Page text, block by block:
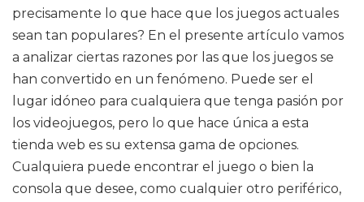
precisamente lo que hace que los juegos actuales
sean tan populares? En el presente artículo vamos
a analizar ciertas razones por las que los juegos se
han convertido en un fenómeno. Puede ser el
lugar idóneo para cualquiera que tenga pasión por
los videojuegos, pero lo que hace única a esta
tienda web es su extensa gama de opciones.
Cualquiera puede encontrar el juego o bien la
consola que desee, como cualquier otro periférico,